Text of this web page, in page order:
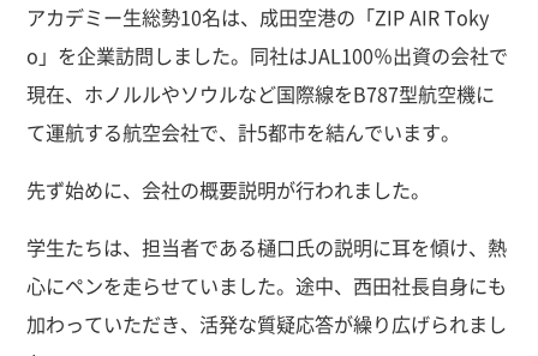
アカデミー生総勢10名は、成田空港の「ZIP AIR Toky
o」を企業訪問しました。同社はJAL100％出資の会社で
現在、ホノルルやソウルなど国際線をB787型航空機に
て運航する航空会社で、計5都市を結んでいます。
先ず始めに、会社の概要説明が行われました。
学生たちは、担当者である樋口氏の説明に耳を傾け、熱
心にペンを走らせていました。途中、西田社長自身にも
加わっていただき、活発な質疑応答が繰り広げられまし